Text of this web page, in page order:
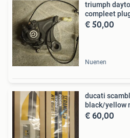
triumph
compleet
€ 50,00
Nuenen
ducati
black/yellow
€ 60,00